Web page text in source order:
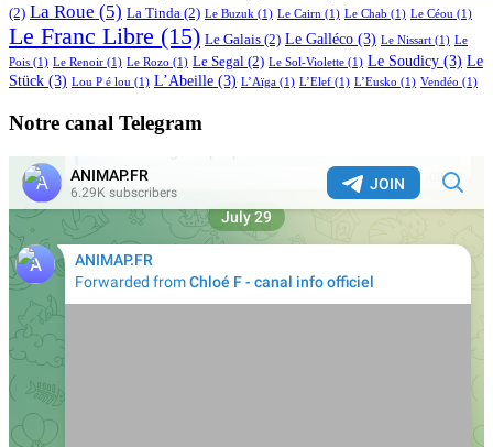
(2) La Roue (5) La Tinda (2) Le Buzuk (1) Le Cairn (1) Le Chab (1) Le Céou (1)
Le Franc Libre (15) Le Galais (2) Le Galléco (3) Le Nissart (1) Le
Pois (1) Le Renoir (1) Le Rozo (1) Le Segal (2) Le Sol-Violette (1) Le Soudicy (3) Le
Stück (3) Lou P é lou (1) L’Abeille (3) L’Aïga (1) L’Elef (1) L’Eusko (1) Vendéo (1)
Notre canal Telegram